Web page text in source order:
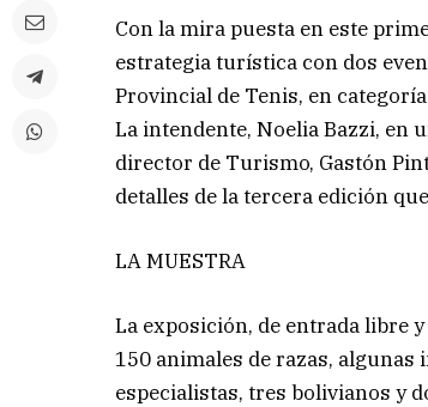
Con la mira puesta en este
estrategia turística con dos
Provincial de Tenis, en
La intendente, Noelia Bazzi, en
director de Turismo, Gastón
detalles de la tercera edición
LA MUESTRA
La exposición, de entrada libre
150 animales de razas,
especialistas, tres bolivianos y